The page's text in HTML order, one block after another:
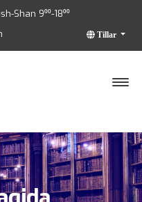
Shan 9⁰⁰-18⁰⁰
Tillar